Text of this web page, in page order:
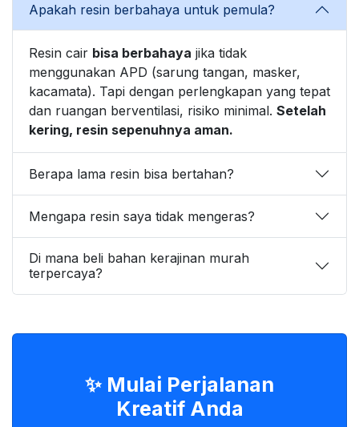
Apakah resin berbahaya untuk pemula?
Resin cair bisa berbahaya jika tidak
menggunakan APD (sarung tangan, masker,
kacamata). Tapi dengan perlengkapan yang tepat
dan ruangan berventilasi, risiko minimal. Setelah
kering, resin sepenuhnya aman.
Berapa lama resin bisa bertahan?
Mengapa resin saya tidak mengeras?
Di mana beli bahan kerajinan murah
terpercaya?
✨ Mulai Perjalanan
Kreatif Anda